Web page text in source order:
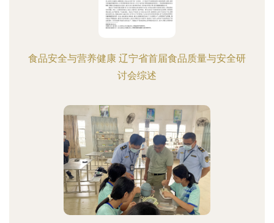
食品安全与营养健康 辽宁省首届食品质量与安全研
讨会综述